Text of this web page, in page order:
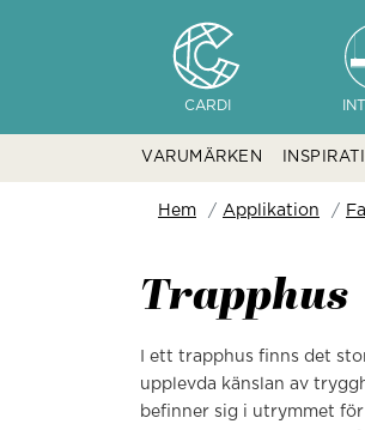
CARDI
VARUMÄRKEN
Hem Applikation
Trapphus
I ett trapphus finns det
upplevda känslan av
befinner sig i utrymmet